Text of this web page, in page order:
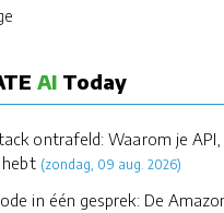
AI Today
ontrafeld: Waarom je API,
hebt (zondag, 09 aug. 2026)
in één gesprek: De